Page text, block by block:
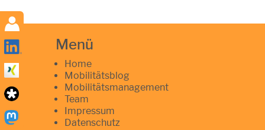
Menü
Home
Mobilitätsblog
Mobilitätsmanagement
Team
Impressum
Datenschutz